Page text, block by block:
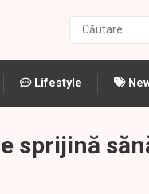
Lifestyle
sprijină